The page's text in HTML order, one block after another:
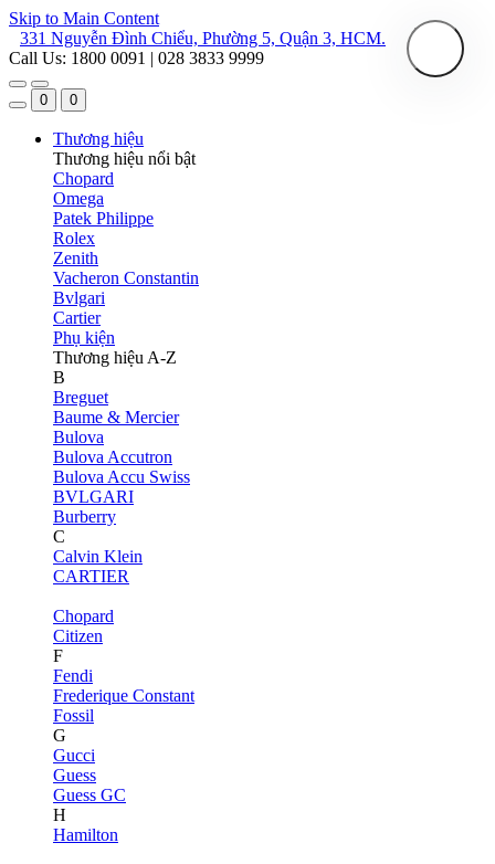
Skip to Main Content
331 Nguyễn Đình Chiểu, Phường 5, Quận 3, HCM.
Call Us: 1800 0091 | 028 3833 9999
0 0
Thương hiệu
Thương hiệu nổi bật
Chopard
Omega
Patek Philippe
Rolex
Zenith
Vacheron Constantin
Bvlgari
Cartier
Phụ kiện
Thương hiệu A-Z
B
Breguet
Baume & Mercier
Bulova
Bulova Accutron
Bulova Accu Swiss
BVLGARI
Burberry
C
Calvin Klein
CARTIER
Chopard
Citizen
F
Fendi
Frederique Constant
Fossil
G
Gucci
Guess
Guess GC
H
Hamilton